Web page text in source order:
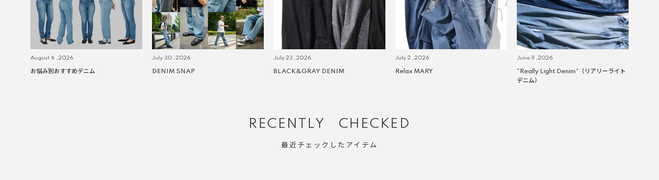
August 6 ,2026
お悩み別おすすめデニム
July 30 ,2026
DENIM SNAP
July 23 ,2026
BLACK&GRAY DENIM
July 2 ,2026
Relax MARY
June 11 ,2026
“Really Light Denim”（リアリーライト
デニム）
RECENTLY CHECKED
最近チェックしたアイテム